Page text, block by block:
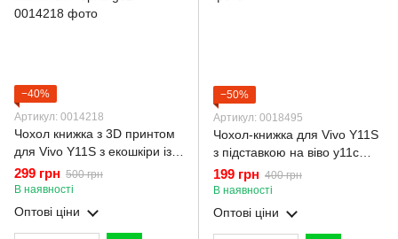
−40%
Артикул: 0014218
Чохол книжка з 3D принтом
для Vivo Y11S з екошкіри із
підставкою та магнитом
чорна gd2
299 грн 500 грн
В наявності
Оптові ціни
−50%
Артикул: 0018495
Чохол-книжка для Vivo Y11S
з підставкою на віво у11с
чорна gd1
199 грн 400 грн
В наявності
Оптові ціни